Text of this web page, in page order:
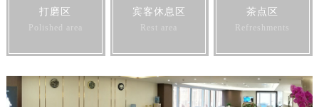
安徽省蚌埠市蚌山区淮河路天梭售后服务中心（需提前预约）
安徽省亳州市谯城区魏武大道天梭售后服务中心（需提前预约）
安徽省阜阳市颍州区颍州北路天梭售后服务中心（需提前预约）
打磨区
Polished area
宾客休息区
Rest area
茶点区
Refreshments